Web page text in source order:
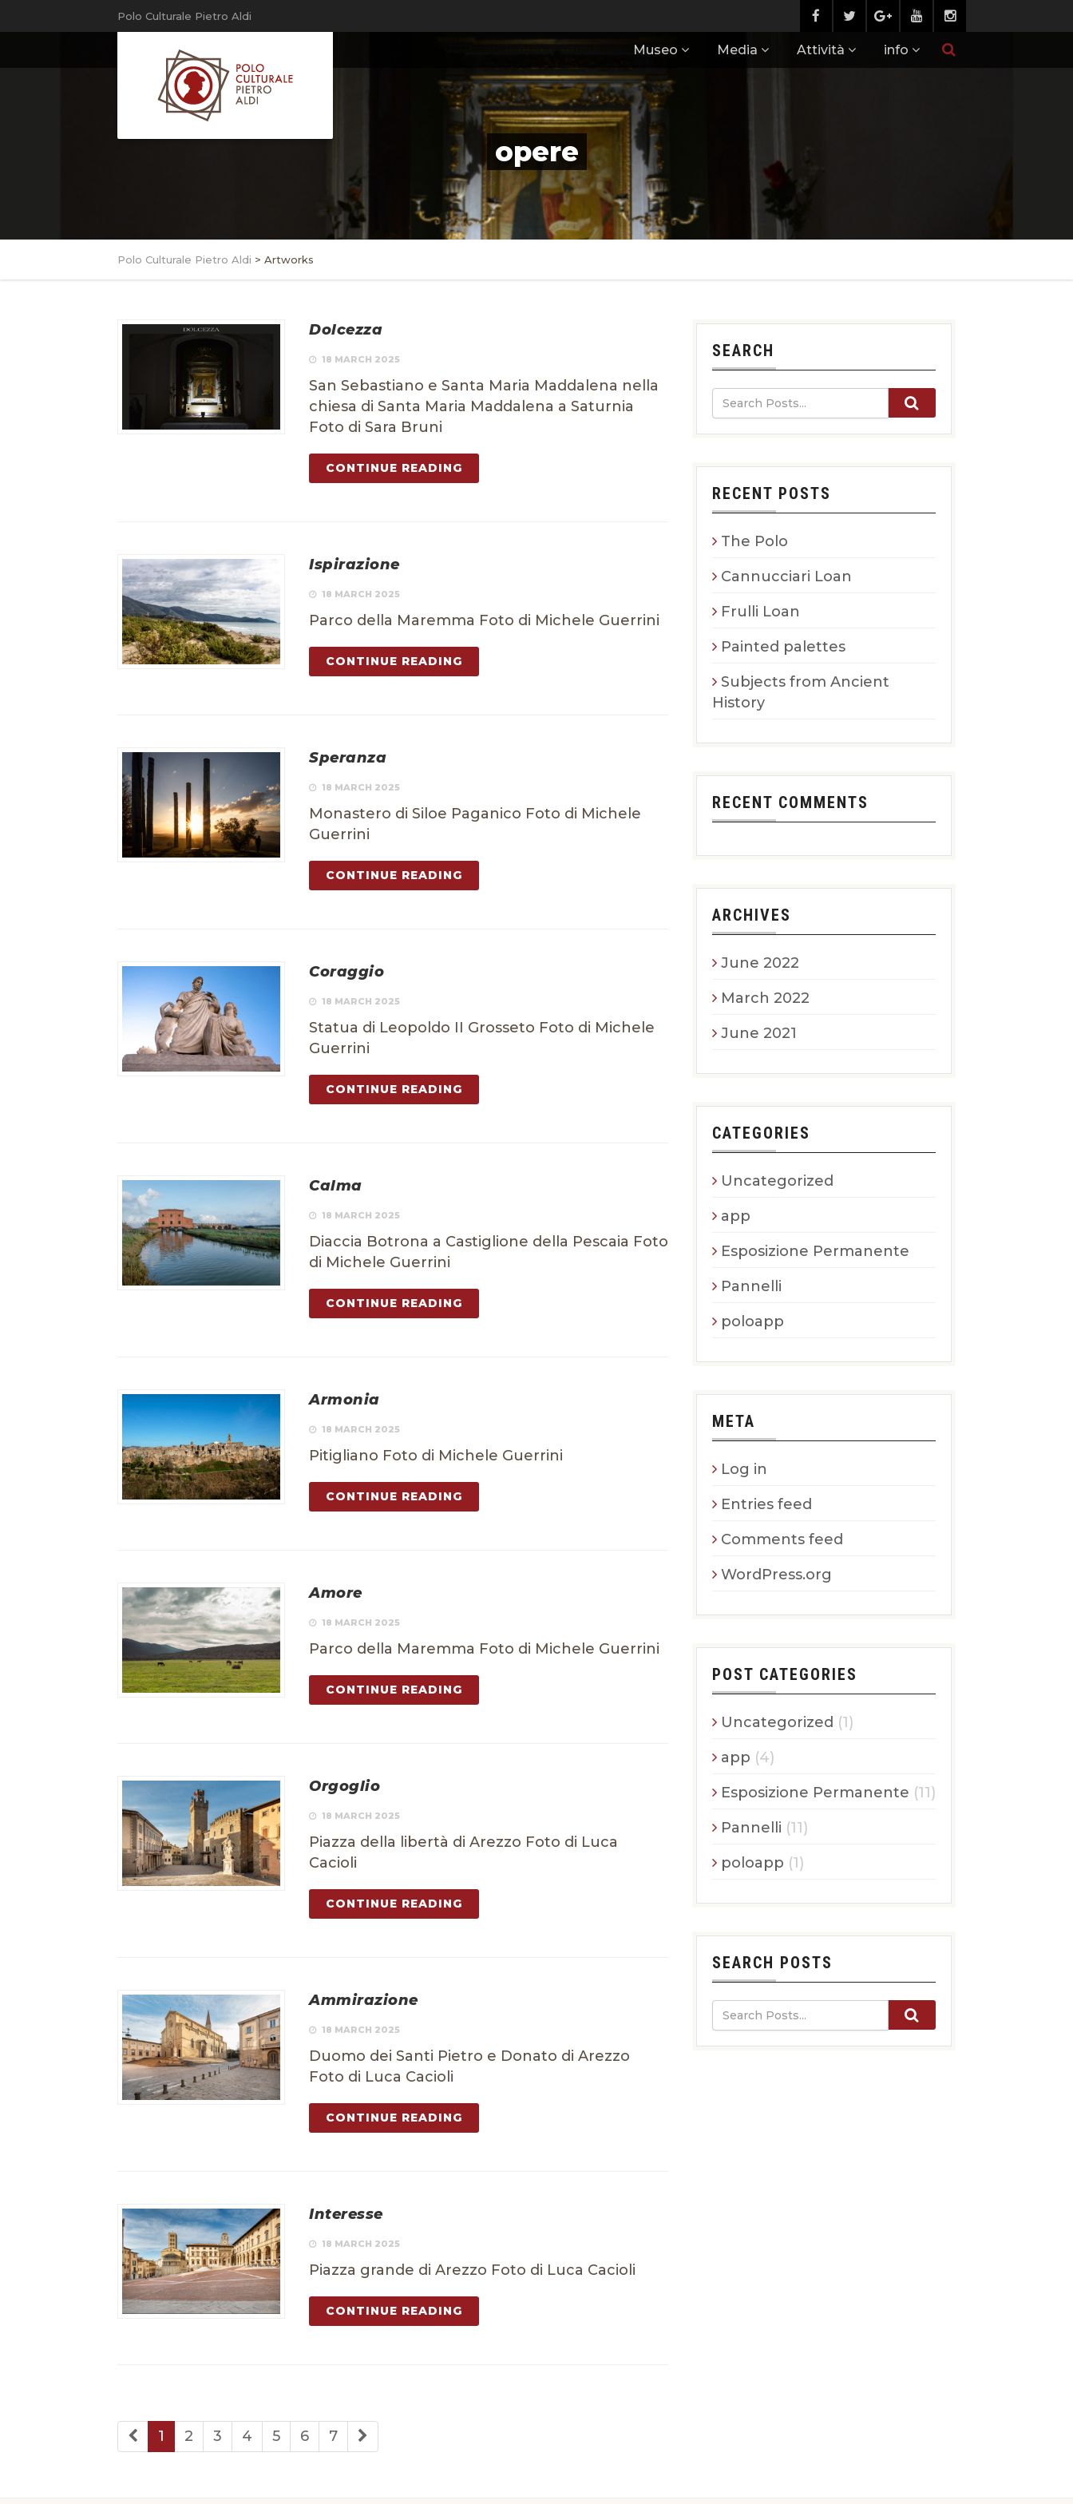
Polo Culturale Pietro Aldi
Museo Media Attività info
opere
Polo Culturale Pietro Aldi > Artworks
Dolcezza
18 MARCH 2025
San Sebastiano e Santa Maria Maddalena nella
chiesa di Santa Maria Maddalena a Saturnia
Foto di Sara Bruni
CONTINUE READING
Ispirazione
18 MARCH 2025
Parco della Maremma Foto di Michele Guerrini
CONTINUE READING
Speranza
18 MARCH 2025
Monastero di Siloe Paganico Foto di Michele
Guerrini
CONTINUE READING
Coraggio
18 MARCH 2025
Statua di Leopoldo II Grosseto Foto di Michele
Guerrini
CONTINUE READING
Calma
18 MARCH 2025
Diaccia Botrona a Castiglione della Pescaia Foto
di Michele Guerrini
CONTINUE READING
Armonia
18 MARCH 2025
Pitigliano Foto di Michele Guerrini
CONTINUE READING
Amore
18 MARCH 2025
Parco della Maremma Foto di Michele Guerrini
CONTINUE READING
Orgoglio
18 MARCH 2025
Piazza della libertà di Arezzo Foto di Luca
Cacioli
CONTINUE READING
Ammirazione
18 MARCH 2025
Duomo dei Santi Pietro e Donato di Arezzo
Foto di Luca Cacioli
CONTINUE READING
Interesse
18 MARCH 2025
Piazza grande di Arezzo Foto di Luca Cacioli
CONTINUE READING
1 2 3 4 5 6 7
SEARCH
RECENT POSTS
The Polo
Cannucciari Loan
Frulli Loan
Painted palettes
Subjects from Ancient
History
RECENT COMMENTS
ARCHIVES
June 2022
March 2022
June 2021
CATEGORIES
Uncategorized
app
Esposizione Permanente
Pannelli
poloapp
META
Log in
Entries feed
Comments feed
WordPress.org
POST CATEGORIES
Uncategorized (1)
app (4)
Esposizione Permanente (11)
Pannelli (11)
poloapp (1)
SEARCH POSTS